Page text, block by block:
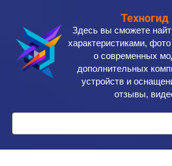
контенту
Техногид
Здесь вы сможете
характеристиками,
о современных
дополнительных
устройств и
отзывы,
Поиск: